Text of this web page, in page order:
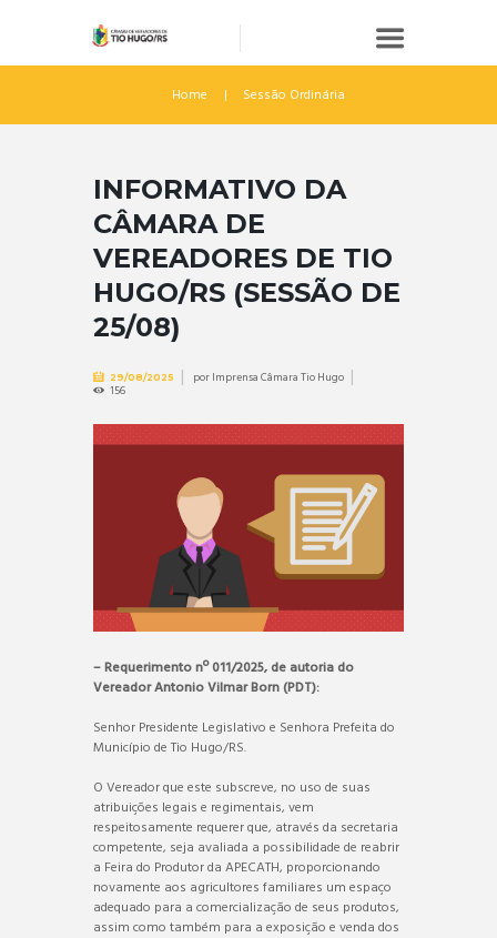
Home Sessão Ordinária
INFORMATIVO DA
CÂMARA DE
VEREADORES DE TIO
HUGO/RS (SESSÃO DE
25/08)
29/08/2025 porImprensa Câmara Tio Hugo
156
– Requerimento nº 011/2025, de autoria do
Vereador Antonio Vilmar Born (PDT):
Senhor Presidente Legislativo e Senhora Prefeita do
Município de Tio Hugo/RS.
O Vereador que este subscreve, no uso de suas
atribuições legais e regimentais, vem
respeitosamente requerer que, através da secretaria
competente, seja avaliada a possibilidade de reabrir
a Feira do Produtor da APECATH, proporcionando
novamente aos agricultores familiares um espaço
adequado para a comercialização de seus produtos,
assim como também para a exposição e venda dos